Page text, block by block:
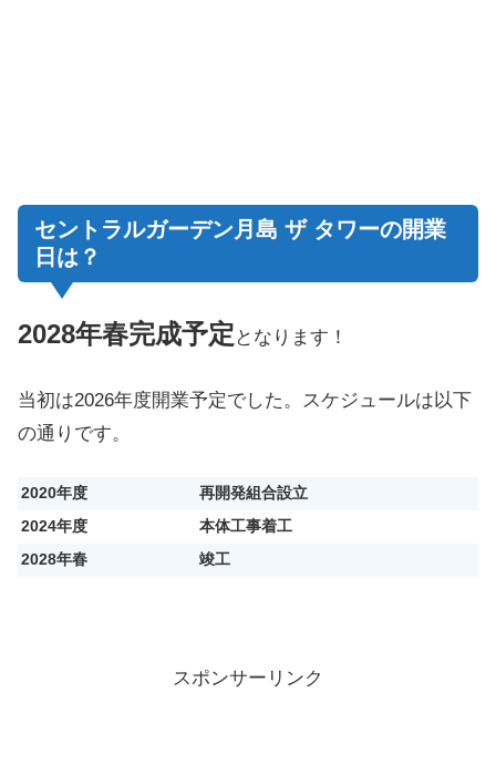
セントラルガーデン月島 ザ タワーの開業
日は？
2028年春完成予定 となります！
当初は2026年度開業予定でした。スケジュールは以下
の通りです。
2020年度
再開発組合設立
2024年度
本体工事着工
2028年春
竣工
スポンサーリンク